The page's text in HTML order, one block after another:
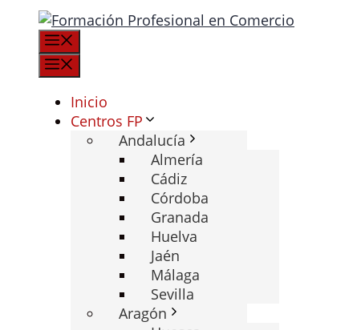
Saltar
contenido
Inicio
Centros FP
Andalucía
Almería
Cádiz
Córdoba
Granada
Huelva
Jaén
Málaga
Sevilla
Aragón